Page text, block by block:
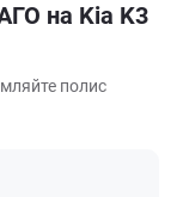
на Kia K3
полис